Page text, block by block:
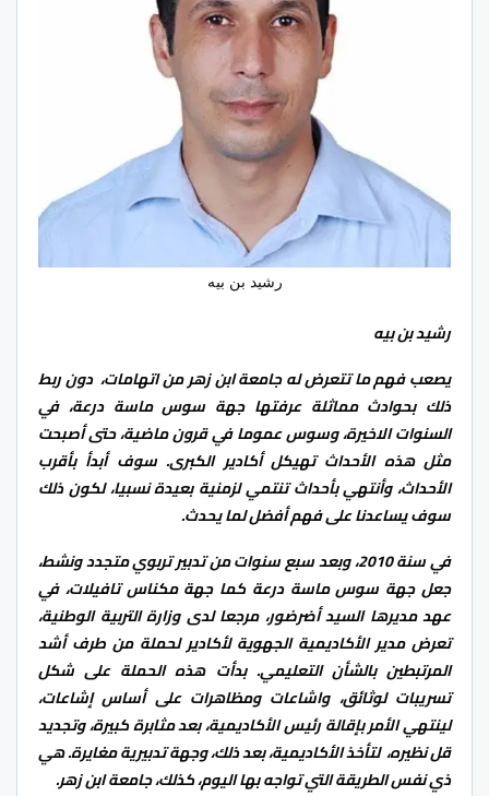
رشيد بن بيه
رشيد بن بيه
يصعب فهم ما تتعرض له جامعة ابن زهر من اتهامات، دون ربط
ذلك بحوادث مماثلة عرفتها جهة سوس ماسة درعة، في
السنوات الاخيرة، وسوس عموما في قرون ماضية، حتى أصبحت
مثل هذه الأحداث تهيكل أكادير الكبرى. سوف أبدأ بأقرب
الأحداث، وأنتهي بأحداث تنتمي لزمنية بعيدة نسبيا، لكون ذلك
سوف يساعدنا على فهم أفضل لما يحدث.
في سنة 2010، وبعد سبع سنوات من تدبير تربوي متجدد ونشط،
جعل جهة سوس ماسة درعة كما جهة مكناس تافيلات، في
عهد مديرها السيد أضرضور، مرجعا لدى وزارة التربية الوطنية،
تعرض مدير الأكاديمية الجهوية لأكادير لحملة من طرف أشد
المرتبطين بالشأن التعليمي. بدأت هذه الحملة على شكل
تسريبات لوثائق، واشاعات ومظاهرات على أساس إشاعات،
لينتهي الأمر بإقالة رئيس الأكاديمية، بعد مثابرة كبيرة، وتجديد
قل نظيره، لتأخذ الأكاديمية، بعد ذلك، وجهة تدبيرية مغايرة. هي
ذي نفس الطريقة التي تواجه بها اليوم، كذلك، جامعة ابن زهر.